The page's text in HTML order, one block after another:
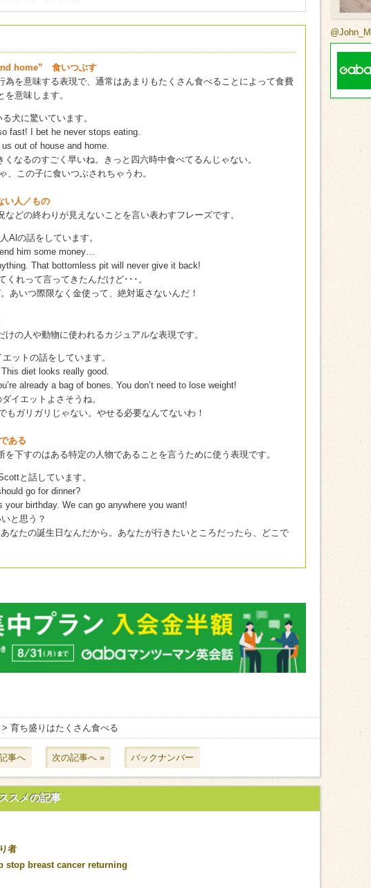
home” 食いつぶす
為を意味する表現で、通常はあまりもたくさん食べることによって食費
意味します。
犬に驚いています。
fast! I bet he never stops eating.
us out of house and home.
くなるのすごく早いね。きっと四六時中食べてるんじゃない。
、この子に食いつぶされちゃうわ。
人／もの
どの終わりが見えないことを言い表わすフレーズです。
Alの話をしています。
him some money…
That bottomless pit will never give it back!
くれって言ってきたんだけど･･･。
あいつ際限なく金使って、絶対返さないんだ！
の人や動物に使われるカジュアルな表現です。
ットの話をしています。
diet looks really good.
already a bag of bones. You don’t need to lose weight!
イエットよさそうね。
もガリガリじゃない。やせる必要なんてないわ！
ある
下すのはある特定の人物であることを言うために使う表現です。
と話しています。
go for dinner?
your birthday. We can go anywhere you want!
と思う？
なたの誕生日なんだから。あなたが行きたいところだったら、どこで
育ち盛りはたくさん食べる
事へ 次の記事へ » バックナンバー
スメの記事
者
stop breast cancer returning